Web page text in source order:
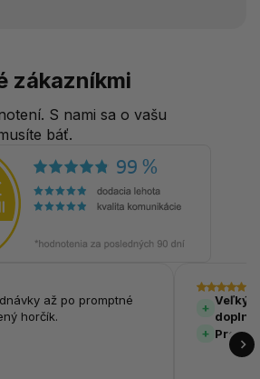
zákazníkmi
S nami sa o vašu
báť.
až po promptné
horčík.
Veľký